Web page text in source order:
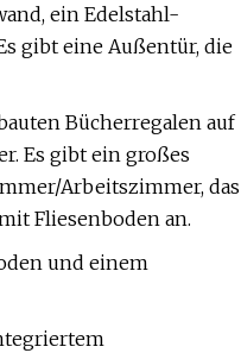
ein Edelstahl-
gibt eine Außentür, die
Bücherregalen auf
Es gibt ein großes
Arbeitszimmer, das
Fliesenboden an.
und einem